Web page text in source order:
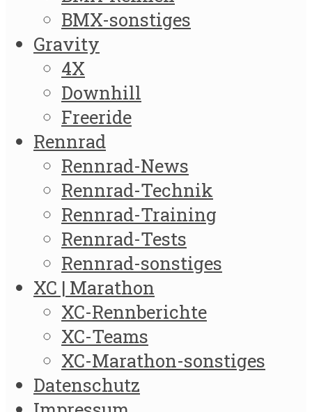
BMX-sonstiges
Gravity
4X
Downhill
Freeride
Rennrad
Rennrad-News
Rennrad-Technik
Rennrad-Training
Rennrad-Tests
Rennrad-sonstiges
XC | Marathon
XC-Rennberichte
XC-Teams
XC-Marathon-sonstiges
Datenschutz